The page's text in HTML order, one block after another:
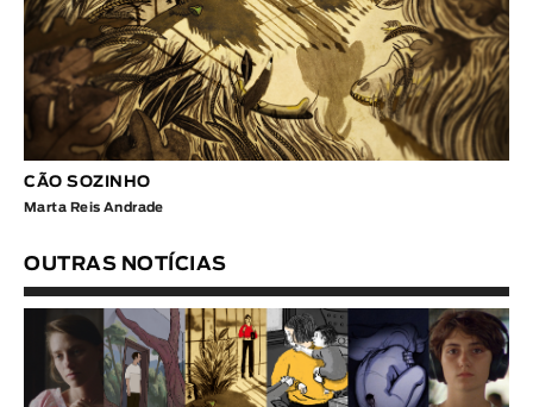
CÃO SOZINHO
Marta Reis Andrade
OUTRAS NOTÍCIAS